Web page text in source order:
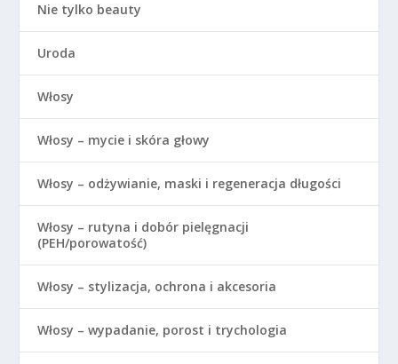
Nie tylko beauty
Uroda
Włosy
Włosy – mycie i skóra głowy
Włosy – odżywianie, maski i regeneracja długości
Włosy – rutyna i dobór pielęgnacji
(PEH/porowatość)
Włosy – stylizacja, ochrona i akcesoria
Włosy – wypadanie, porost i trychologia